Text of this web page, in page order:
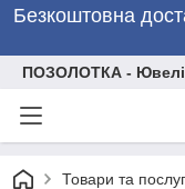
Безкоштовна
ПОЗОЛОТКА -
Товари та